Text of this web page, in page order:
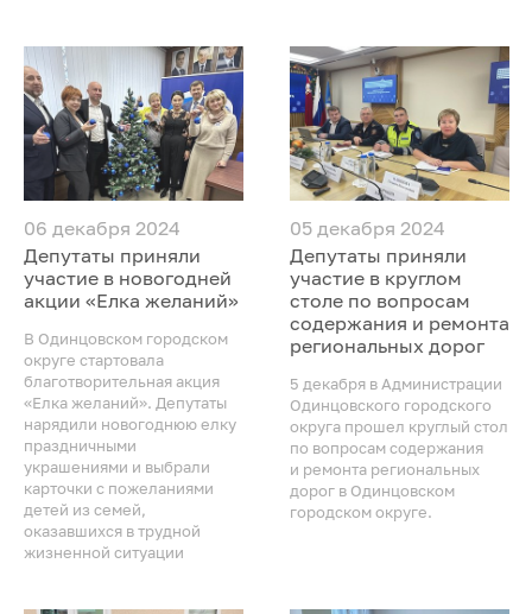
06 декабря 2024
Депутаты приняли
участие в новогодней
акции «Елка желаний»
В Одинцовском городском
округе стартовала
благотворительная акция
«Елка желаний». Депутаты
нарядили новогоднюю елку
праздничными
украшениями и выбрали
карточки с пожеланиями
детей из семей,
оказавшихся в трудной
жизненной ситуации
05 декабря 2024
Депутаты приняли
участие в круглом
столе по вопросам
содержания и ремонта
региональных дорог
5 декабря в Администрации
Одинцовского городского
округа прошел круглый стол
по вопросам содержания
и ремонта региональных
дорог в Одинцовском
городском округе.